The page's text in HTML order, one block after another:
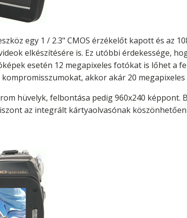
egy 1 / 2.3" CMOS érzékelőt kapott és az
elkészítésére is. Ez utóbbi érdekessége,
esetén 12 megapixeles fotókat is lőhet a
akkor akár 20
hüvelyk, felbontása pedig 960x240 képpont.
az integrált kártyaolvasónak